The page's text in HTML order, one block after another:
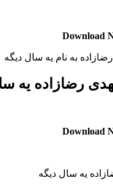
Download
رضازاده یه
Download
یه سال دیگه